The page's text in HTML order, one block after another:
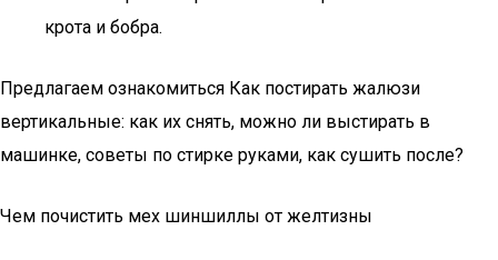
крота и бобра.
Предлагаем ознакомиться Как постирать жалюзи
вертикальные: как их снять, можно ли выстирать в
машинке, советы по стирке руками, как сушить после?
Чем почистить мех шиншиллы от желтизны